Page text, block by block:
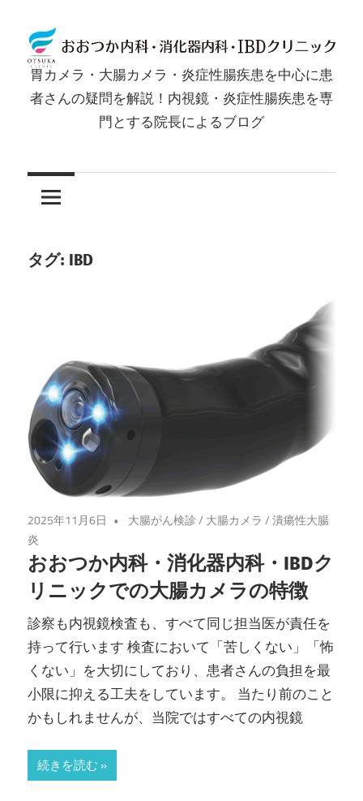
ン
テ
ン
ツ
キ
胃
メ
ラ・
大
メ
ラ・
炎
症
性
腸
疾
患
｜
お
お
胃カメラ・大腸カメラ・炎症性腸疾患を中心に患
者さんの疑問を解説！内視鏡・炎症性腸疾患を専
門とする院長によるブログ
タグ: IBD
2025年11月6日 大腸がん検診/ 大腸カメラ /潰瘍性大腸
炎
おおつか内科・消化器内科・IBDク
リニックでの大腸カメラの特徴
診察も内視鏡検査も、すべて同じ担当医が責任を
持って行います 検査において「苦しくない」「怖
くない」を大切にしており、患者さんの負担を最
小限に抑える工夫をしています。 当たり前のこと
かもしれませんが、当院ではすべての内視鏡
続きを読む